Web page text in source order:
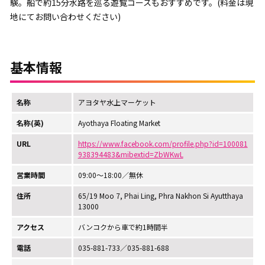
地にてお問い合わせください)
基本情報
名称 アヨタヤ水上マーケット
名称(英) Ayothaya Floating Market
URL
https://www.facebook.com/profile.php?id=100081
938394483&mibextid=ZbWKwL
営業時間 09:00～18:00／無休
住所
65/19 Moo 7, Phai Ling, Phra Nakhon Si Ayutthaya
13000
アクセス バンコクから車で約1時間半
電話 035-881-733／035-881-688